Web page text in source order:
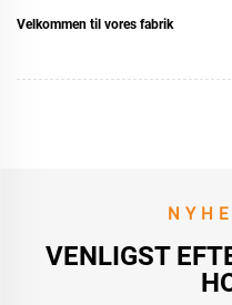
Velkommen til vores fabrik
VENLIGST